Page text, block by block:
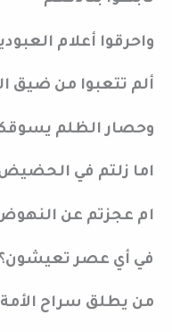
واحرقوا أعلام
ألم تتعبوا من ضيق
وحصار الظلم
اما زلتم في الحضيض
ام عجزتم عن النهوض
في أي عصر تعيشون؟
من يطلق سراح الأمة